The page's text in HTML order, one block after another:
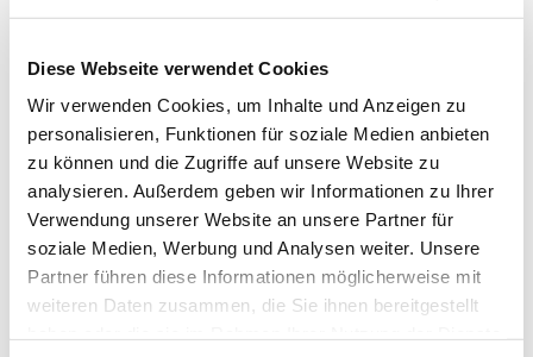
Diese Webseite verwendet Cookies
Wir verwenden Cookies, um Inhalte und Anzeigen zu
personalisieren, Funktionen für soziale Medien anbieten
zu können und die Zugriffe auf unsere Website zu
analysieren. Außerdem geben wir Informationen zu Ihrer
Verwendung unserer Website an unsere Partner für
soziale Medien, Werbung und Analysen weiter. Unsere
Partner führen diese Informationen möglicherweise mit
weiteren Daten zusammen, die Sie ihnen bereitgestellt